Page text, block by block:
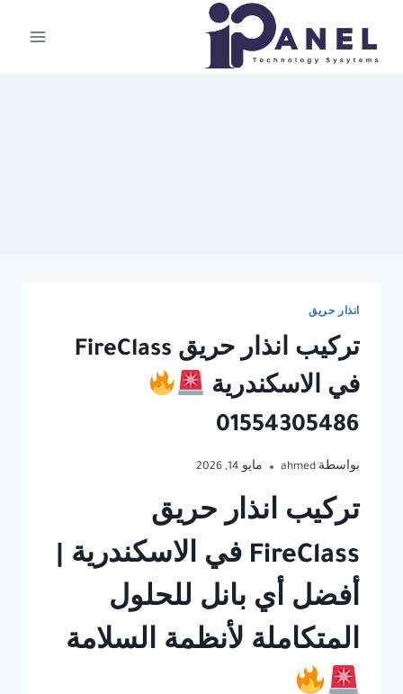
المحتوى
انذار حريق
تركيب انذار حريق FireClass
في الاسكندرية
01554305486
بواسطة ahmed مايو 14, 2026
تركيب انذار حريق
FireClass في الاسكندرية |
أفضل أي بانل للحلول
المتكاملة لأنظمة السلامة